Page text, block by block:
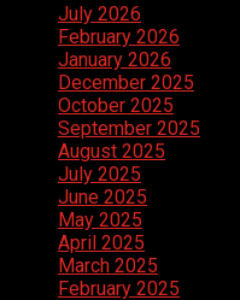
July 2026
February 2026
January 2026
December 2025
October 2025
September 2025
August 2025
July 2025
June 2025
May 2025
April 2025
March 2025
February 2025